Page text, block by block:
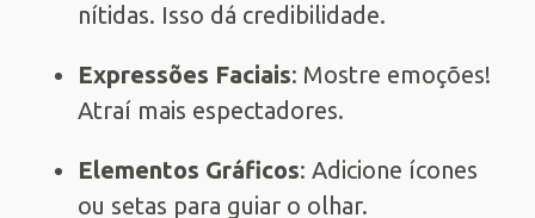
nítidas. Isso dá credibilidade.
Expressões Faciais: Mostre emoções!
Atraí mais espectadores.
Elementos Gráficos: Adicione ícones
ou setas para guiar o olhar.